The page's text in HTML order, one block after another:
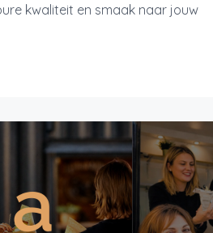
kwaliteit en smaak naar jouw